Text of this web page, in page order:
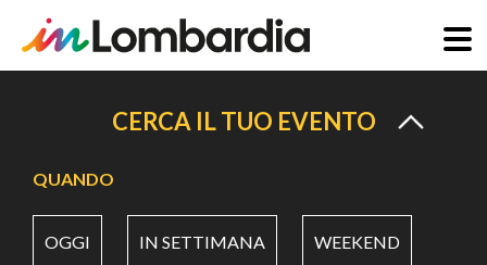
principale
CERCA IL TUO EVENTO
QUANDO
OGGI IN SETTIMANA WEEKEND